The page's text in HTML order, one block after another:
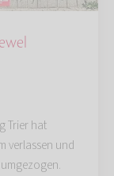
Trier hat
verlassen und